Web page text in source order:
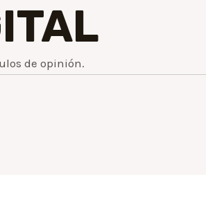
de opinión.